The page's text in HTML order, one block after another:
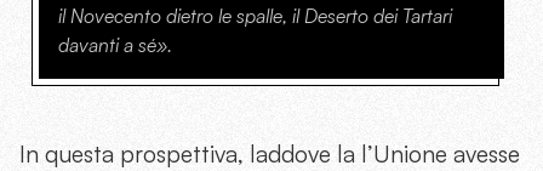
il Novecento dietro le spalle, il Deserto dei Tartari
davanti a sé».
In questa prospettiva, laddove la l’Unione avesse